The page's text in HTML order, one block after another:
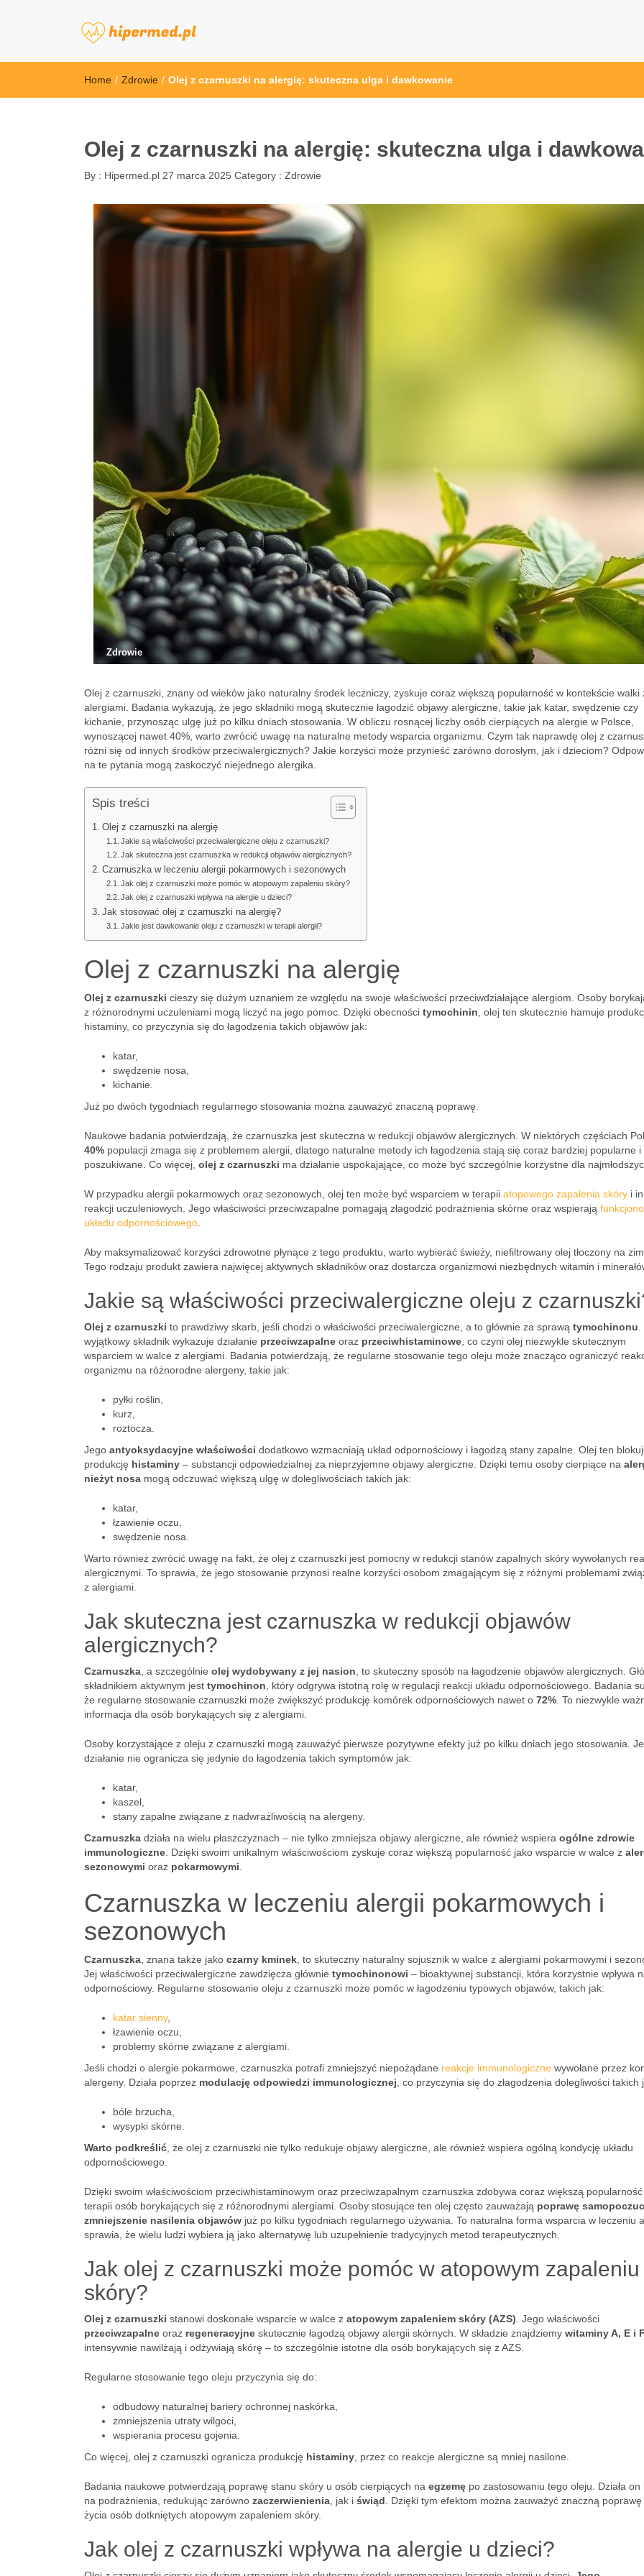
Home / Zdrowie / Olej z czarnuszki na alergię: skuteczna ulga i dawkowanie
Olej z czarnuszki na alergię: skuteczna ulga i
By : Hipermed.pl 27 marca 2025 Category : Zdrowie
Zdrowie
Olej z czarnuszki, znany od wieków jako naturalny środek leczniczy, zyskuje coraz większą popularność w kontekście walki
alergiami. Badania wykazują, że jego składniki mogą skutecznie łagodzić objawy alergiczne, takie jak katar, swędzenie czy
kichanie, przynosząc ulgę już po kilku dniach stosowania. W obliczu rosnącej liczby osób cierpiących na alergie w Polsce,
wynoszącej nawet 40%, warto zwrócić uwagę na naturalne metody wsparcia organizmu. Czym tak naprawdę olej z
różni się od innych środków przeciwalergicznych? Jakie korzyści może przynieść zarówno dorosłym, jak i dzieciom?
na te pytania mogą zaskoczyć niejednego alergika.
Spis treści
Olej z czarnuszki na alergię
Jakie są właściwości przeciwalergiczne oleju z czarnuszki?
Jak skuteczna jest czarnuszka w redukcji objawów alergicznych?
Czarnuszka w leczeniu alergii pokarmowych i sezonowych
Jak olej z czarnuszki może pomóc w atopowym zapaleniu skóry?
Jak olej z czarnuszki wpływa na alergie u dzieci?
Jak stosować olej z czarnuszki na alergię?
Jakie jest dawkowanie oleju z czarnuszki w terapii alergii?
Olej z czarnuszki na alergię
Olej z czarnuszki cieszy się dużym uznaniem ze względu na swoje właściwości przeciwdziałające alergiom. Osoby
z różnorodnymi uczuleniami mogą liczyć na jego pomoc. Dzięki obecności tymochinin , olej ten skutecznie hamuje
histaminy, co przyczynia się do łagodzenia takich objawów jak:
katar,
swędzenie nosa,
kichanie.
Już po dwóch tygodniach regularnego stosowania można zauważyć znaczną poprawę.
Naukowe badania potwierdzają, że czarnuszka jest skuteczna w redukcji objawów alergicznych. W niektórych częściach
40% populacji zmaga się z problemem alergii, dlatego naturalne metody ich łagodzenia stają się coraz bardziej popularne i
poszukiwane. Co więcej, olej z czarnuszki ma działanie uspokajające, co może być szczególnie korzystne dla
W przypadku alergii pokarmowych oraz sezonowych, olej ten może być wsparciem w terapii atopowego zapalenia skóry i
reakcji uczuleniowych. Jego właściwości przeciwzapalne pomagają złagodzić podrażnienia skórne oraz wspierają
układu odpornościowego
Aby maksymalizować korzyści zdrowotne płynące z tego produktu, warto wybierać świeży, niefiltrowany olej tłoczony na
Tego rodzaju produkt zawiera najwięcej aktywnych składników oraz dostarcza organizmowi niezbędnych witamin i
Jakie są właściwości przeciwalergiczne oleju z
Olej z czarnuszki to prawdziwy skarb, jeśli chodzi o właściwości przeciwalergiczne, a to głównie za sprawą tymochinonu
wyjątkowy składnik wykazuje działanie przeciwzapalne oraz przeciwhistaminowe , co czyni olej niezwykle skutecznym
wsparciem w walce z alergiami. Badania potwierdzają, że regularne stosowanie tego oleju może znacząco ograniczyć
organizmu na różnorodne alergeny, takie jak:
pyłki roślin,
kurz,
roztocza.
Jego antyoksydacyjne właściwości dodatkowo wzmacniają układ odpornościowy i łagodzą stany zapalne. Olej ten
produkcję histaminy – substancji odpowiedzialnej za nieprzyjemne objawy alergiczne. Dzięki temu osoby cierpiące na
nieżyt nosa mogą odczuwać większą ulgę w dolegliwościach takich jak:
katar,
łzawienie oczu,
swędzenie nosa.
Warto również zwrócić uwagę na fakt, że olej z czarnuszki jest pomocny w redukcji stanów zapalnych skóry wywołanych
alergicznymi. To sprawia, że jego stosowanie przynosi realne korzyści osobom zmagającym się z różnymi problemami
z alergiami.
Jak skuteczna jest czarnuszka w redukcji objawów
alergicznych?
Czarnuszka , a szczególnie olej wydobywany z jej nasion , to skuteczny sposób na łagodzenie objawów alergicznych.
składnikiem aktywnym jest tymochinon , który odgrywa istotną rolę w regulacji reakcji układu odpornościowego. Badania
że regularne stosowanie czarnuszki może zwiększyć produkcję komórek odpornościowych nawet o 72% . To niezwykle
informacja dla osób borykających się z alergiami.
Osoby korzystające z oleju z czarnuszki mogą zauważyć pierwsze pozytywne efekty już po kilku dniach jego stosowania.
działanie nie ogranicza się jedynie do łagodzenia takich symptomów jak:
katar,
kaszel,
stany zapalne związane z nadwrażliwością na alergeny.
Czarnuszka działa na wielu płaszczyznach – nie tylko zmniejsza objawy alergiczne, ale również wspiera ogólne zdrowie
immunologiczne . Dzięki swoim unikalnym właściwościom zyskuje coraz większą popularność jako wsparcie w walce z
sezonowymi oraz pokarmowymi
Czarnuszka w leczeniu alergii pokarmowych i
sezonowych
Czarnuszka , znana także jako czarny kminek , to skuteczny naturalny sojusznik w walce z alergiami pokarmowymi i
Jej właściwości przeciwalergiczne zawdzięcza głównie tymochinonowi – bioaktywnej substancji, która korzystnie wpływa
odpornościowy. Regularne stosowanie oleju z czarnuszki może pomóc w łagodzeniu typowych objawów, takich jak:
katar sienny,
łzawienie oczu,
problemy skórne związane z alergiami.
Jeśli chodzi o alergie pokarmowe, czarnuszka potrafi zmniejszyć niepożądane reakcje immunologiczne wywołane przez
alergeny. Działa poprzez modulację odpowiedzi immunologicznej , co przyczynia się do złagodzenia dolegliwości takich
bóle brzucha,
wysypki skórne.
Warto podkreślić , że olej z czarnuszki nie tylko redukuje objawy alergiczne, ale również wspiera ogólną kondycję układu
odpornościowego.
Dzięki swoim właściwościom przeciwhistaminowym oraz przeciwzapalnym czarnuszka zdobywa coraz większą
terapii osób borykających się z różnorodnymi alergiami. Osoby stosujące ten olej często zauważają poprawę
zmniejszenie nasilenia objawów już po kilku tygodniach regularnego używania. To naturalna forma wsparcia w leczeniu
sprawia, że wielu ludzi wybiera ją jako alternatywę lub uzupełnienie tradycyjnych metod terapeutycznych.
Jak olej z czarnuszki może pomóc w atopowym zapaleniu
skóry?
Olej z czarnuszki stanowi doskonałe wsparcie w walce z atopowym zapaleniem skóry (AZS) . Jego właściwości
przeciwzapalne oraz regeneracyjne skutecznie łagodzą objawy alergii skórnych. W składzie znajdziemy witaminy A, E i F
intensywnie nawilżają i odżywiają skórę – to szczególnie istotne dla osób borykających się z AZS.
Regularne stosowanie tego oleju przyczynia się do:
odbudowy naturalnej bariery ochronnej naskórka,
zmniejszenia utraty wilgoci,
wspierania procesu gojenia.
Co więcej, olej z czarnuszki ogranicza produkcję histaminy , przez co reakcje alergiczne są mniej nasilone.
Badania naukowe potwierdzają poprawę stanu skóry u osób cierpiących na egzemę po zastosowaniu tego oleju. Działa on
na podrażnienia, redukując zarówno zaczerwienienia , jak i świąd . Dzięki tym efektom można zauważyć znaczną
życia osób dotkniętych atopowym zapaleniem skóry.
Jak olej z czarnuszki wpływa na alergie u dzieci?